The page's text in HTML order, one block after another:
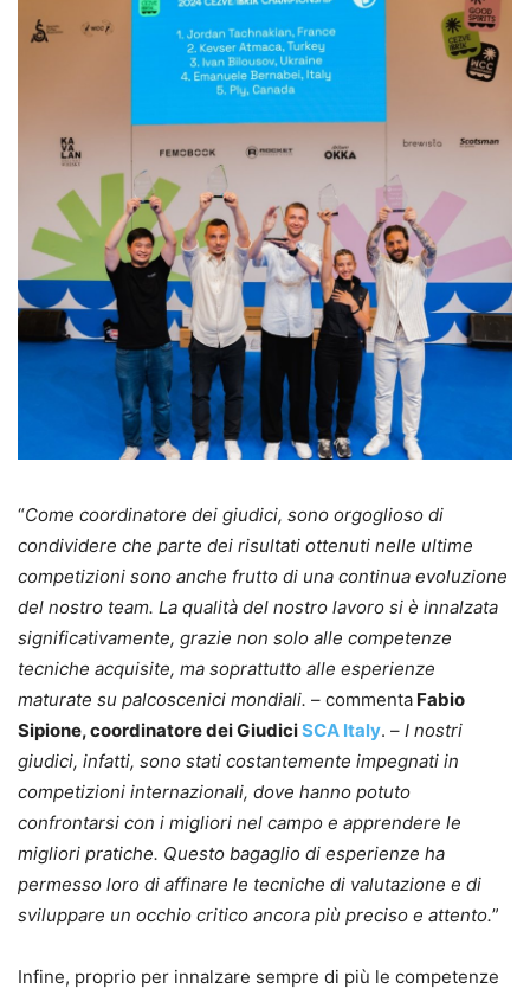
“Come coordinatore dei giudici, sono orgoglioso di
condividere che parte dei risultati ottenuti nelle ultime
competizioni sono anche frutto di una continua evoluzione
del nostro team. La qualità del nostro lavoro si è innalzata
significativamente, grazie non solo alle competenze
tecniche acquisite, ma soprattutto alle esperienze
maturate su palcoscenici mondiali. – commenta Fabio
Sipione, coordinatore dei GiudiciSCA Italy. – I nostri
giudici, infatti, sono stati costantemente impegnati in
competizioni internazionali, dove hanno potuto
confrontarsi con i migliori nel campo e apprendere le
migliori pratiche. Questo bagaglio di esperienze ha
permesso loro di affinare le tecniche di valutazione e di
sviluppare un occhio critico ancora più preciso e attento.”
Infine, proprio per innalzare sempre di più le competenze